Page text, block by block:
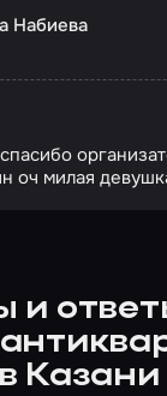
Набиева
оч милая
и
Казани